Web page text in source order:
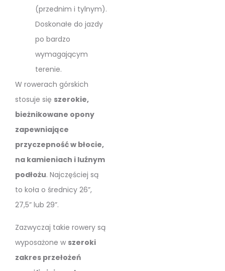
(przednim i tylnym).
Doskonałe do jazdy
po bardzo
wymagającym
terenie.
W rowerach górskich
stosuje się szerokie,
bieżnikowane opony
zapewniające
przyczepność w błocie,
na kamieniach i luźnym
podłożu. Najczęściej są
to koła o średnicy 26”,
27,5” lub 29”.
Zazwyczaj takie rowery są
wyposażone w szeroki
zakres przełożeń